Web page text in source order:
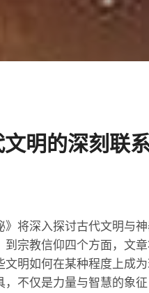
明的深刻联
将深入探讨古代文明与
宗教信仰四个方面，文
明如何在某种程度上成
不仅是力量与智慧的象